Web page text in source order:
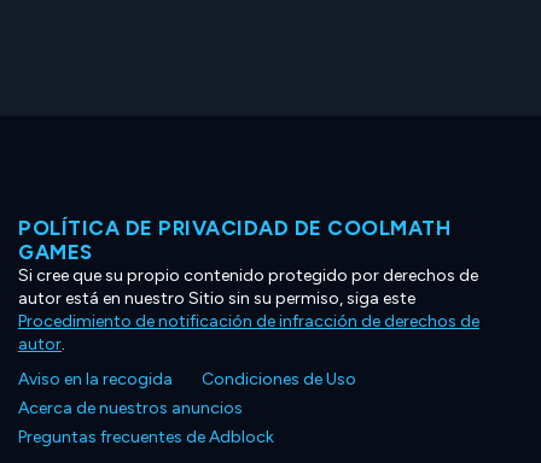
POLÍTICA DE PRIVACIDAD DE COOLMATH
GAMES
Si cree que su propio contenido protegido por derechos de
autor está en nuestro Sitio sin su permiso, siga este
Procedimiento de notificación de infracción de derechos de
autor.
Aviso en la recogida
Condiciones de Uso
Acerca de nuestros anuncios
Preguntas frecuentes de Adblock